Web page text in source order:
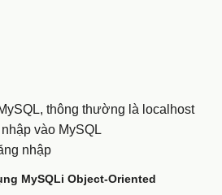
thông thường là localhost
vào MySQL
nhập
MySQLi Object-Oriented